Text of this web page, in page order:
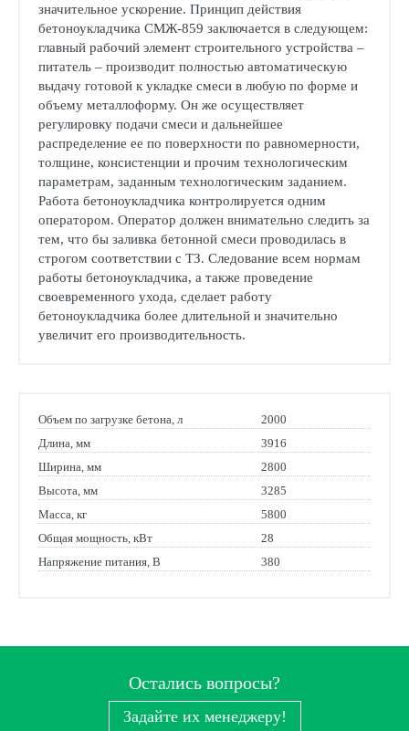
значительное ускорение. Принцип действия
бетоноукладчика СМЖ-859 заключается в следующем:
главный рабочий элемент строительного устройства –
питатель – производит полностью автоматическую
выдачу готовой к укладке смеси в любую по форме и
объему металлоформу. Он же осуществляет
регулировку подачи смеси и дальнейшее
распределение ее по поверхности по равномерности,
толщине, консистенции и прочим технологическим
параметрам, заданным технологическим заданием.
Работа бетоноукладчика контролируется одним
оператором. Оператор должен внимательно следить за
тем, что бы заливка бетонной смеси проводилась в
строгом соответствии с ТЗ. Следование всем нормам
работы бетоноукладчика, а также проведение
своевременного ухода, сделает работу
бетоноукладчика более длительной и значительно
увеличит его производительность.
Объем по загрузке бетона, л
2000
Длина, мм
3916
Ширина, мм
2800
Высота, мм
3285
Масса, кг
5800
Общая мощность, кВт
28
Напряжение питания, В
380
Остались вопросы?
Задайте их менеджеру!